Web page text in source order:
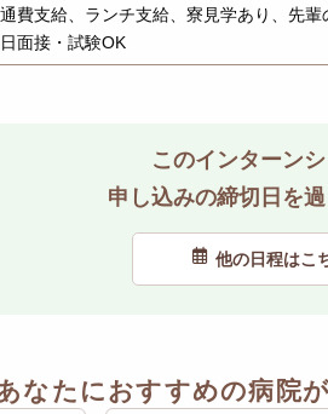
費支給、ランチ支給、寮見学あり、先
面接・試験OK
このインターン
申し込みの締切日を
他の日程はこ
なたにおすすめの病院